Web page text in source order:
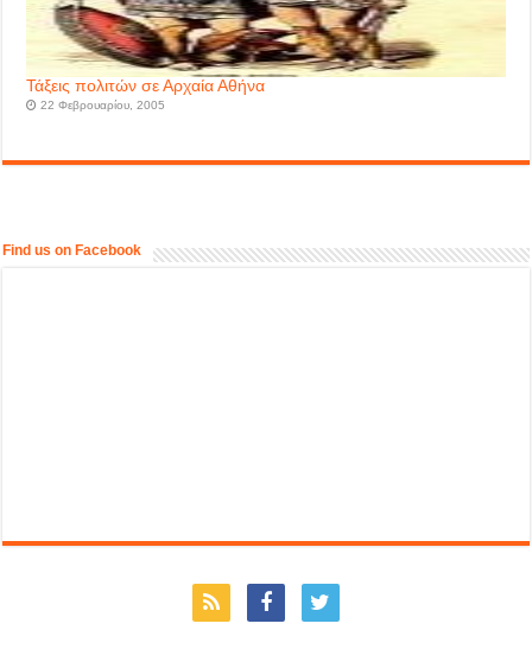
Τάξεις πολιτών σε Αρχαία Αθήνα
22 Φεβρουαρίου, 2005
Find us on Facebook